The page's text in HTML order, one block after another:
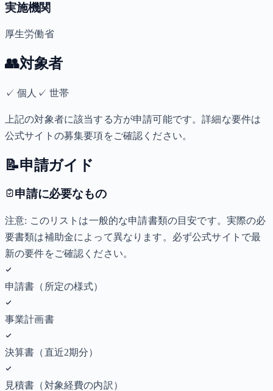
実施機関
厚生労働省
👥対象者
✓個人 ✓ 世帯
上記の対象者に該当する方が申請可能です。詳細な要件は
公式サイトの募集要項をご確認ください。
📝申請ガイド
申請に必要なもの
注意: このリストは一般的な申請書類の目安です。実際の必
要書類は補助金によって異なります。必ず公式サイトで最
新の要件をご確認ください。
申請書（所定の様式）
事業計画書
決算書（直近2期分）
見積書（対象経費の内訳）